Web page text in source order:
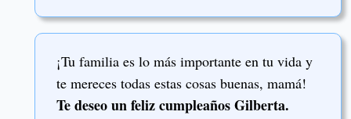
¡Tu familia es lo más importante en tu vida y
te mereces todas estas cosas buenas, mamá!
Te deseo un feliz cumpleaños Gilberta.